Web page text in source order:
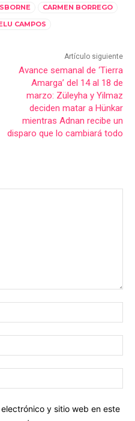
CARMEN BORREGO
CAMPOS
Artículo siguiente
Avance semanal de ‘Tierra
Amarga’ del 14 al 18 de
marzo: Züleyha y Yilmaz
deciden matar a Hünkar
mientras Adnan recibe un
disparo que lo cambiará todo
y sitio web en este